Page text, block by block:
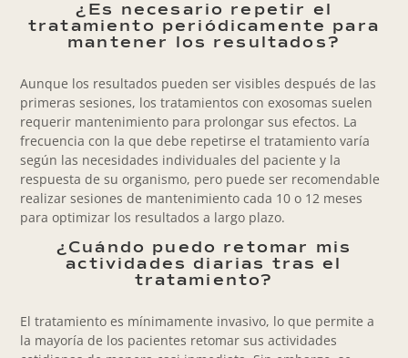
¿Es necesario repetir el
tratamiento periódicamente para
mantener los resultados?
Aunque los resultados pueden ser visibles después de las
primeras sesiones, los tratamientos con exosomas suelen
requerir mantenimiento para prolongar sus efectos. La
frecuencia con la que debe repetirse el tratamiento varía
según las necesidades individuales del paciente y la
respuesta de su organismo, pero puede ser recomendable
realizar sesiones de mantenimiento cada 10 o 12 meses
para optimizar los resultados a largo plazo.
¿Cuándo puedo retomar mis
actividades diarias tras el
tratamiento?
El tratamiento es mínimamente invasivo, lo que permite a
la mayoría de los pacientes retomar sus actividades